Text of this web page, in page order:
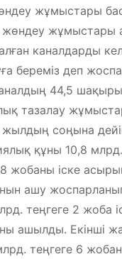
жұмыстары
жұмыстары
каналдарды
береміз деп
44,5
тазалау
соңына
құны 10,8 млрд.
жобаны іске
ашу
теңгеге 2 жоба
ашылды. Екінші
теңгеге 6